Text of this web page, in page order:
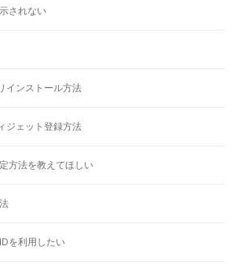
されない
インストール方法
ジェット登録方法
方法を教えてほしい
を利用したい